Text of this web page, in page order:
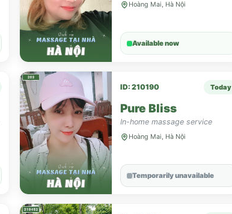
Hoàng Mai, Hà Nội
Available now
ID: 210190 Today
Pure Bliss
In-home massage service
Hoàng Mai, Hà Nội
Temporarily unavailable